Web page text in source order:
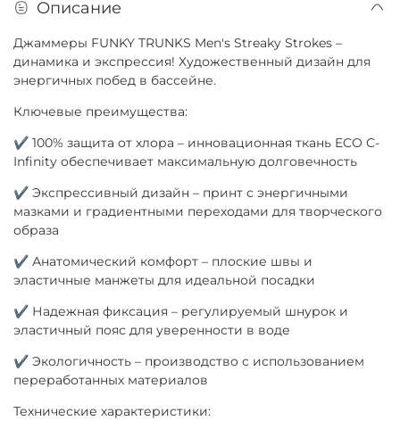
Описание
Джаммеры FUNKY TRUNKS Men's Streaky Strokes –
динамика и экспрессия! Художественный дизайн для
энергичных побед в бассейне.
Ключевые преимущества:
✔ 100% защита от хлора – инновационная ткань ECO C-
Infinity обеспечивает максимальную долговечность
✔ Экспрессивный дизайн – принт с энергичными
мазками и градиентными переходами для творческого
образа
✔ Анатомический комфорт – плоские швы и
эластичные манжеты для идеальной посадки
✔ Надежная фиксация – регулируемый шнурок и
эластичный пояс для уверенности в воде
✔ Экологичность – производство с использованием
переработанных материалов
Технические характеристики: